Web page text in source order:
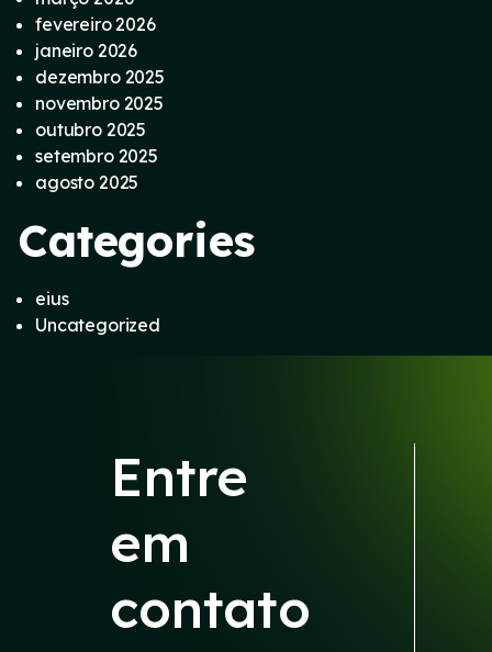
fevereiro 2026
janeiro 2026
dezembro 2025
novembro 2025
outubro 2025
setembro 2025
agosto 2025
Categories
eius
Uncategorized
Entre
em
contato